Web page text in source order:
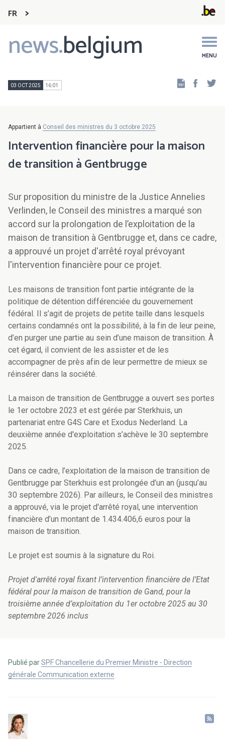
FR
news.belgium MENU
Main
navigation
03 OCT 2025 16:01
Appartient à Conseil des ministres du 3 octobre 2025
Intervention financière pour la maison
de transition à Gentbrugge
Sur proposition du ministre de la Justice Annelies
Verlinden, le Conseil des ministres a marqué son
accord sur la prolongation de l’exploitation de la
maison de transition à Gentbrugge et, dans ce cadre,
a approuvé un projet d'arrêté royal prévoyant
l'intervention financière pour ce projet.
Les maisons de transition font partie intégrante de la
politique de détention différenciée du gouvernement
fédéral. Il s’agit de projets de petite taille dans lesquels
certains condamnés ont la possibilité, à la fin de leur peine,
d’en purger une partie au sein d’une maison de transition. À
cet égard, il convient de les assister et de les
accompagner de près afin de leur permettre de mieux se
réinsérer dans la société.
La maison de transition de Gentbrugge a ouvert ses portes
le 1er octobre 2023 et est gérée par Sterkhuis, un
partenariat entre G4S Care et Exodus Nederland. La
deuxième année d'exploitation s’achève le 30 septembre
2025.
Dans ce cadre, l’exploitation de la maison de transition de
Gentbrugge par Sterkhuis est prolongée d’un an (jusqu’au
30 septembre 2026). Par ailleurs, le Conseil des ministres
a approuvé, via le projet d'arrêté royal, une intervention
financière d’un montant de 1.434.406,6 euros pour la
maison de transition.
Le projet est soumis à la signature du Roi.
Projet d'arrêté royal fixant l’intervention financière de l’Etat
fédéral pour la maison de transition de Gand, pour la
troisième année d’exploitation du 1er octobre 2025 au 30
septembre 2026 inclus
Publié parSPF Chancellerie du Premier Ministre - Direction
générale Communication externe